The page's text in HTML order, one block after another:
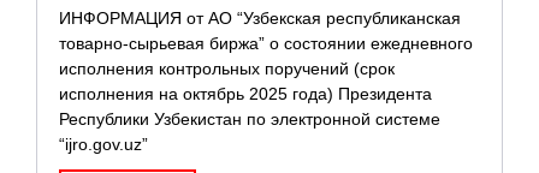
ИНФОРМАЦИЯ от АО “Узбекская республиканская
товарно-сырьевая биржа” о состоянии ежедневного
исполнения контрольных поручений (срок
исполнения на октябрь 2025 года) Президента
Республики Узбекистан по электронной системе
“ijro.gov.uz”